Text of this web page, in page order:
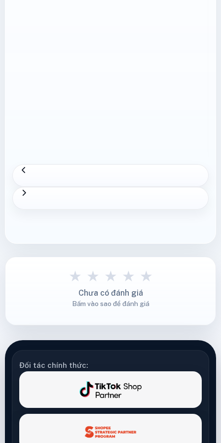
★ ★ ★ ★ ★
Chưa có đánh giá
Bấm vào sao để đánh giá
Đối tác chính thức: